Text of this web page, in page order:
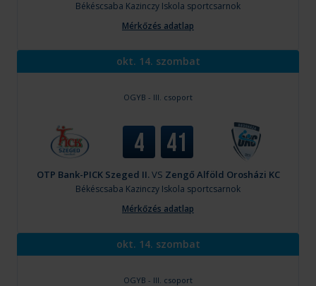
Békéscsaba Kazinczy Iskola sportcsarnok
Mérkőzés adatlap
okt. 14. szombat
OGYB - III. csoport
4 41
OTP Bank-PICK Szeged II.VS Zengő Alföld Orosházi KC
Békéscsaba Kazinczy Iskola sportcsarnok
Mérkőzés adatlap
okt. 14. szombat
OGYB - III. csoport